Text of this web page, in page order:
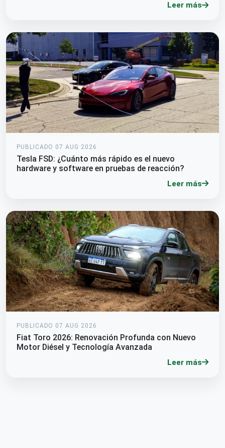
Leer más
PUBLICADO 07 AUG 2026
Tesla FSD: ¿Cuánto más rápido es el nuevo
hardware y software en pruebas de reacción?
Leer más
PUBLICADO 07 AUG 2026
Fiat Toro 2026: Renovación Profunda con Nuevo
Motor Diésel y Tecnología Avanzada
Leer más